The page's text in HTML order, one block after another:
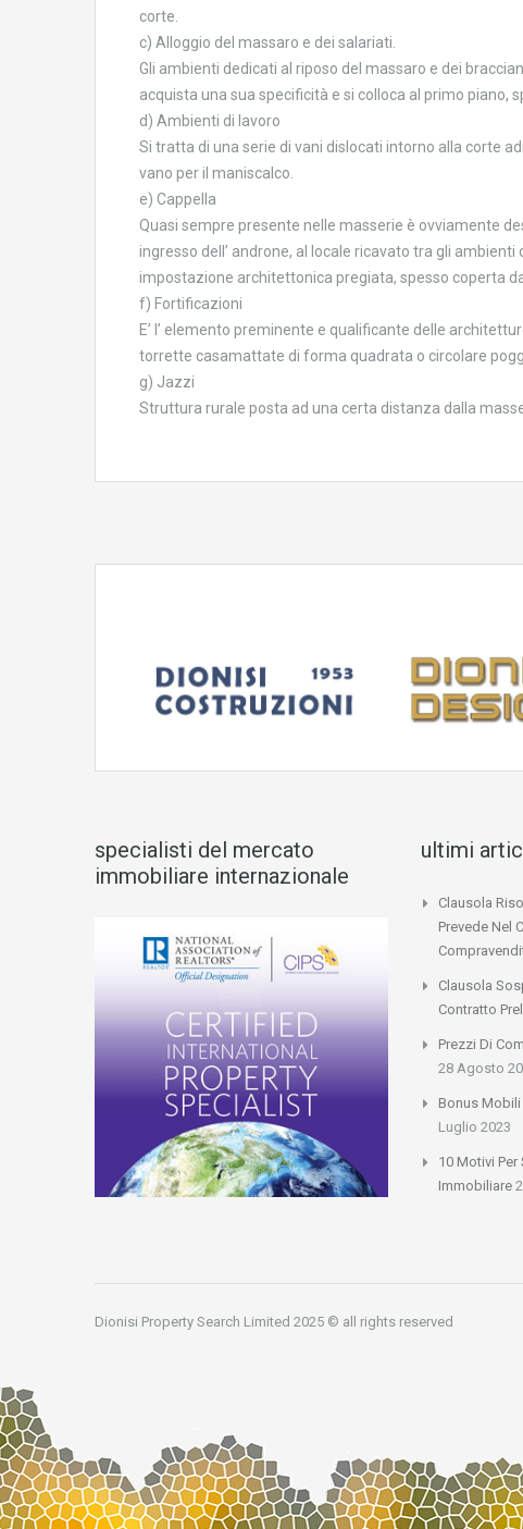
corte.
c) Alloggio del massaro e dei salariati.
Gli ambienti dedicati al riposo del massaro e dei
acquista una sua specificità e si colloca al primo piano,
d) Ambienti di lavoro
Si tratta di una serie di vani dislocati intorno alla corte
vano per il maniscalco.
e) Cappella
Quasi sempre presente nelle masserie è ovviamente
ingresso dell’ androne, al locale ricavato tra gli
impostazione architettonica pregiata, spesso coperta
f) Fortificazioni
E’ l’ elemento preminente e qualificante delle
torrette casamattate di forma quadrata o circolare
g) Jazzi
Struttura rurale posta ad una certa distanza dalla
specialisti del mercato
immobiliare internazionale
ultimi
Clausola
Prevede Nel
Clausola
Contratto
Prezzi Di
28 Agosto
Bonus
Luglio 2023
10 Motivi
Immobiliare
Dionisi Property Search Limited 2025 © all rights reserved